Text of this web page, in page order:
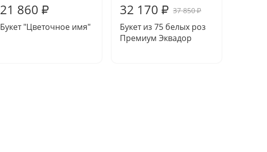
21 860 ₽
Букет "Цветочное имя"
32 170 ₽ 37 850₽
Букет из 75 белых роз
Премиум Эквадор